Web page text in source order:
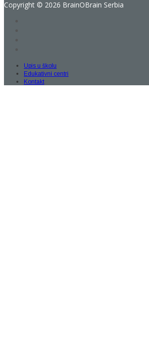
Copyright © 2026 BrainOBrain Serbia
Upis u školu
Edukativni centri
Kontakt